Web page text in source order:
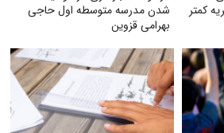
کمتر
شدن مدرسه متوسطه اول حاجی
بهرامی قزوین